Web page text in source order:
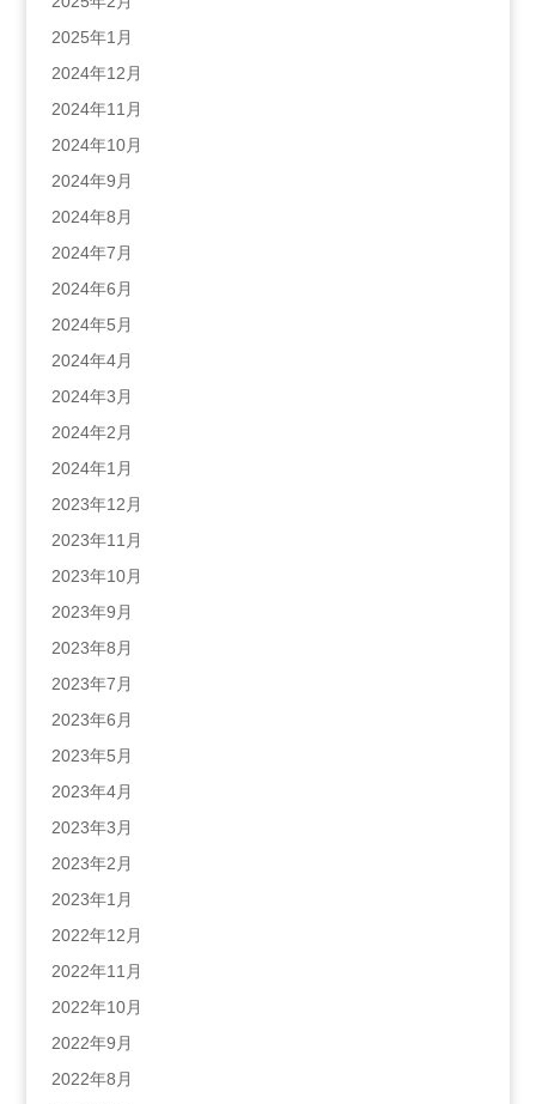
2025年1月
2024年12月
2024年11月
2024年10月
2024年9月
2024年8月
2024年7月
2024年6月
2024年5月
2024年4月
2024年3月
2024年2月
2024年1月
2023年12月
2023年11月
2023年10月
2023年9月
2023年8月
2023年7月
2023年6月
2023年5月
2023年4月
2023年3月
2023年2月
2023年1月
2022年12月
2022年11月
2022年10月
2022年9月
2022年8月